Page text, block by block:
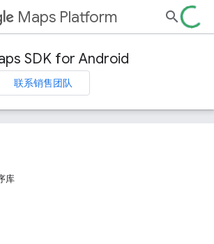
Maps Platform
SDK for Android
联系销售团队
库